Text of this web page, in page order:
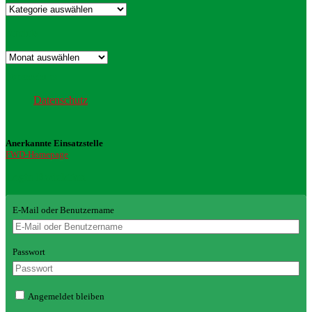
Kategorien
Archiv
Datenschutz
Anerkannte Einsatzstelle
FWD-Homepage
E-Mail oder Benutzername
Passwort
Angemeldet bleiben